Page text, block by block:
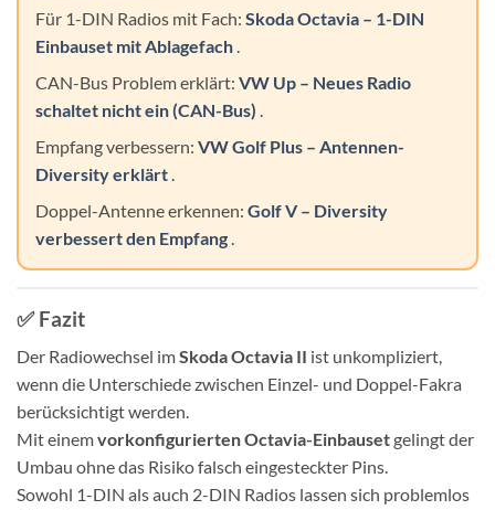
Für 1-DIN Radios mit Fach: Skoda Octavia – 1-DIN
Einbauset mit Ablagefach
CAN-Bus Problem erklärt: VW Up – Neues Radio
schaltet nicht ein (CAN-Bus)
Empfang verbessern: VW Golf Plus – Antennen-
Diversity erklärt
Doppel-Antenne erkennen: Golf V – Diversity
verbessert den Empfang
✅ Fazit
Der Radiowechsel imSkoda Octavia II ist unkompliziert,
wenn die Unterschiede zwischen Einzel- und Doppel-Fakra
berücksichtigt werden.
Mit einemvorkonfigurierten Octavia-Einbausetgelingt der
Umbau ohne das Risiko falsch eingesteckter Pins.
Sowohl 1-DIN als auch 2-DIN Radios lassen sich problemlos